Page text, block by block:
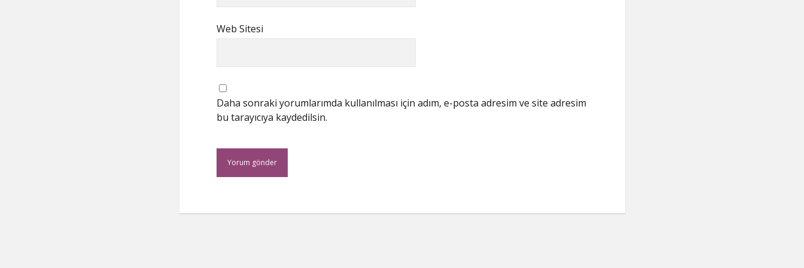
Web Sitesi
Daha sonraki yorumlarımda kullanılması için adım, e-posta adresim ve site adresim
bu tarayıcıya kaydedilsin.